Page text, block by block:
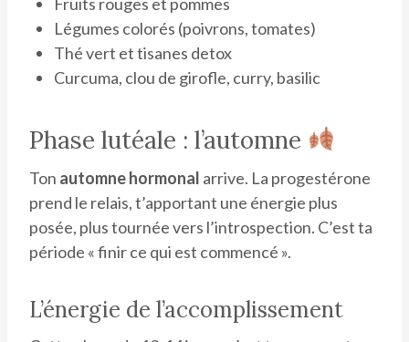
Légumes colorés (poivrons, tomates)
Thé vert et tisanes detox
Curcuma, clou de girofle, curry, basilic
Phase lutéale : l’automne
Ton automne hormonal arrive. La progestérone
prend le relais, t’apportant une énergie plus
posée, plus tournée vers l’introspection. C’est ta
période « finir ce qui est commencé ».
L’énergie de l’accomplissement